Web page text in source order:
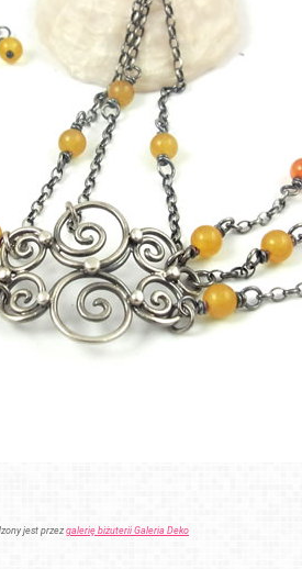
jest przez galerię biżuterii Galeria Deko